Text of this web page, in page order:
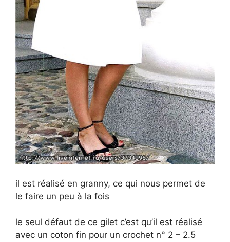
il est réalisé en granny, ce qui nous permet de
le faire un peu à la fois
le seul défaut de ce gilet c’est qu’il est réalisé
avec un coton fin pour un crochet n° 2 – 2.5